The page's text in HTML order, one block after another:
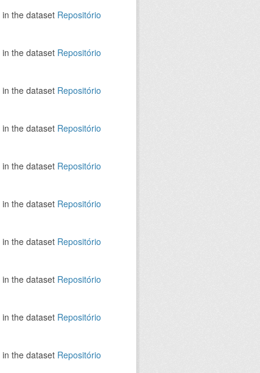
in the dataset Repositório
in the dataset Repositório
in the dataset Repositório
in the dataset Repositório
in the dataset Repositório
in the dataset Repositório
in the dataset Repositório
in the dataset Repositório
in the dataset Repositório
in the dataset Repositório